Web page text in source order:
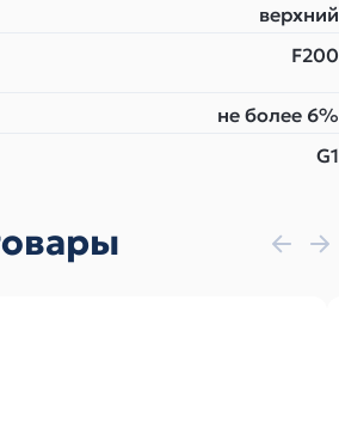
верхний
F200
не более 6%
G1